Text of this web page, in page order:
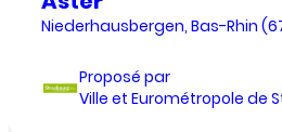
Niederhausbergen, Bas-Rhin
Proposé par
Ville et Eurométropole de